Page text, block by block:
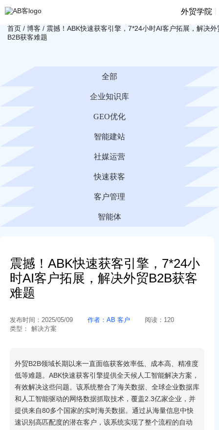
外贸学院
首页 / 博客 / 震撼！ABK快速获客引擎，7*24小时AI客户拓展，解决外
B2B获客难题
全部
企业知识库
GEO优化
智能建站
社媒运营
快速获客
客户管理
智能体
震撼！ABK快速获客引擎，7*24小
时AI客户拓展，解决外贸B2B获客
难题
发布时间： 2025/05/09 作者： AB 客户 阅读： 120
类型：
解决方案
外贸B2B领域长期以来一直面临获客效率低、成本高、精准度
低等难题。ABK快速获客引擎提供全天候人工智能解决方案，
有效解决这些问题。该系统整合了海关数据、全球企业数据库
和人工智能驱动的网络数据抓取技术，覆盖2.3亿家企业，并
提供来自80多个国家的实时海关数据。通过从海量信息中快
速识别高匹配度的潜在客户，该系统实现了整个流程的自动